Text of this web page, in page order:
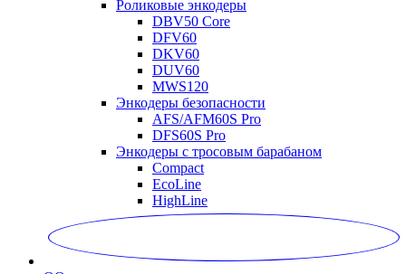
Роликовые энкодеры
DBV50 Core
DFV60
DKV60
DUV60
MWS120
Энкодеры безопасности
AFS/AFM60S Pro
DFS60S Pro
Энкодеры с тросовым барабаном
Compact
EcoLine
HighLine